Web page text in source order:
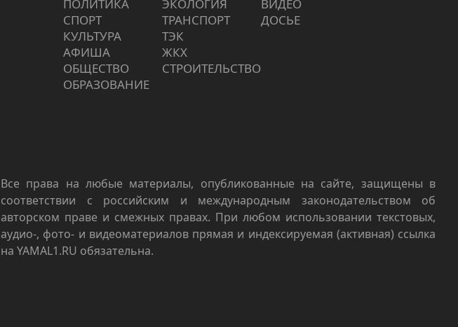
ПОЛИТИКА
СПОРТ
КУЛЬТУРА
АФИША
ОБЩЕСТВО
ОБРАЗОВАНИЕ
ЭКОЛОГИЯ
ТРАНСПОРТ
ТЭК
ЖКХ
СТРОИТЕЛЬСТВО
ВИДЕО
ДОСЬЕ
Все права на любые материалы, опубликованные на сайте, защищены в
соответствии с российским и международным законодательством об
авторском праве и смежных правах. При любом использовании текстовых,
аудио-, фото- и видеоматериалов прямая и индексируемая (активная) ссылка
на YAMAL1.RU обязательна.